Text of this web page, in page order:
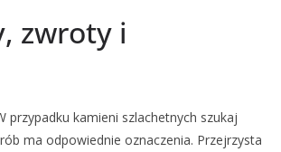
zwroty i
przypadku kamieni szlachetnych szukaj
ma odpowiednie oznaczenia. Przejrzysta